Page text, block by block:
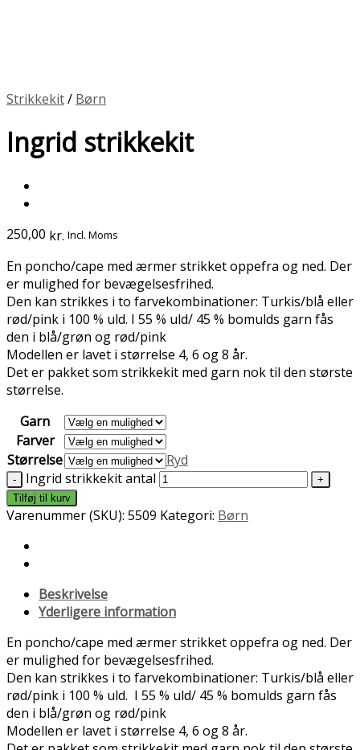
Strikkekit/ Børn
Ingrid strikkekit
250,00 kr. Incl. Moms
En poncho/cape med ærmer strikket oppefra og ned. Der
er mulighed for bevægelsesfrihed.
Den kan strikkes i to farvekombinationer: Turkis/blå eller
rød/pink i 100 % uld. I 55 % uld/ 45 % bomulds garn fås
den i blå/grøn og rød/pink
Modellen er lavet i størrelse 4, 6 og 8 år.
Det er pakket som strikkekit med garn nok til den største
størrelse.
Garn
Farver
Størrelse
Ryd
Ingrid strikkekit antal
Tilføj til kurv
Varenummer (SKU): 5509 Kategori: Børn
Beskrivelse
Yderligere information
En poncho/cape med ærmer strikket oppefra og ned. Der
er mulighed for bevægelsesfrihed.
Den kan strikkes i to farvekombinationer: Turkis/blå eller
rød/pink i 100 % uld. I 55 % uld/ 45 % bomulds garn fås
den i blå/grøn og rød/pink
Modellen er lavet i størrelse 4, 6 og 8 år.